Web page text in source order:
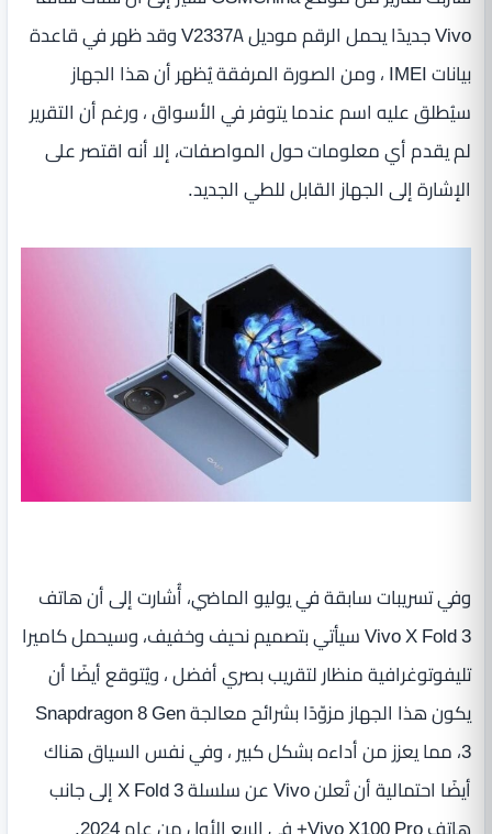
Vivo جديدًا يحمل الرقم موديل V2337A وقد ظهر في قاعدة
بيانات IMEI ، ومن الصورة المرفقة يُظهر أن هذا الجهاز
سيُطلق عليه اسم عندما يتوفر في الأسواق ، ورغم أن التقرير
لم يقدم أي معلومات حول المواصفات، إلا أنه اقتصر على
الإشارة إلى الجهاز القابل للطي الجديد.
وفي تسريبات سابقة في يوليو الماضي، أُشارت إلى أن هاتف
Vivo X Fold 3 سيأتي بتصميم نحيف وخفيف، وسيحمل كاميرا
تليفوتوغرافية منظار لتقريب بصري أفضل ، ويُتوقع أيضًا أن
يكون هذا الجهاز مزوّدًا بشرائح معالجة Snapdragon 8 Gen
3، مما يعزز من أداءه بشكل كبير ، وفي نفس السياق هناك
أيضًا احتمالية أن تُعلن Vivo عن سلسلة X Fold 3 إلى جانب